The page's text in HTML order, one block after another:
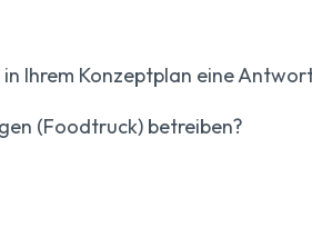
Ihrem Konzeptplan eine
(Foodtruck) betreiben?